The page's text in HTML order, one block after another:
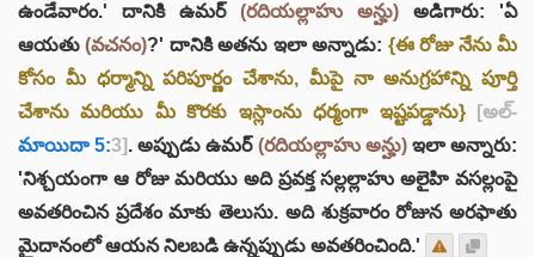
ఉండేవారం.' దానికి ఉమర్ (రదియల్లాహు అన్హు) అడిగారు: 'ఏ
ఆయతు(వచనం)?' దానికి అతను ఇలా అన్నాడు: {ఈ రోజు నేను మీ
కోసం మీ ధర్మాన్ని పరిపూర్ణం చేశాను, మీపై నా అనుగ్రహాన్ని పూర్తి
చేశాను మరియు మీ కొరకు ఇస్లాంను ధర్మంగా ఇష్టపడ్డాను}
[అల్-
మాయిదా 5:3]. అప్పుడు ఉమర్ (రదియల్లాహు అన్హు)ఇలా అన్నారు:
'నిశ్చయంగా ఆ రోజు మరియు అది ప్రవక్త సల్లల్లాహు అలైహి వసల్లంపై
అవతరించిన ప్రదేశం మాకు తెలుసు. అది శుక్రవారం రోజున అరఫాతు
మైదానంలో ఆయన నిలబడి ఉన్నప్పుడు అవతరించింది.'